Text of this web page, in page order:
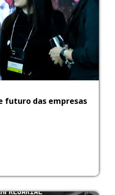
futuro das empresas